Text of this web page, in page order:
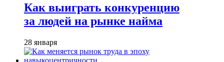
Как выиграть конкуренцию
за людей на рынке найма
28 января